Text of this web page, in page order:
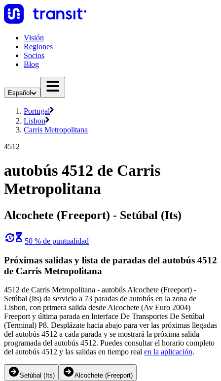
Visión
Regiones
Socios
Blog
Español
Portugal
Lisbon
Carris Metropolitana
4512
autobús 4512 de Carris
Metropolitana
Alcochete (Freeport) - Setúbal (Its)
50 % de puntualidad
Próximas salidas y lista de paradas del autobús 4512
de Carris Metropolitana
4512 de Carris Metropolitana - autobús Alcochete (Freeport) -
Setúbal (Its) da servicio a 73 paradas de autobús en la zona de
Lisbon, con primera salida desde Alcochete (Av Euro 2004)
Freeport y última parada en Interface De Transportes De Setúbal
(Terminal) P8. Desplázate hacia abajo para ver las próximas llegadas
del autobús 4512 a cada parada y se mostrará la próxima salida
programada del autobús 4512. Puedes consultar el horario completo
del autobús 4512 y las salidas en tiempo real en la aplicación.
Setúbal (Its) Alcochete (Freeport)